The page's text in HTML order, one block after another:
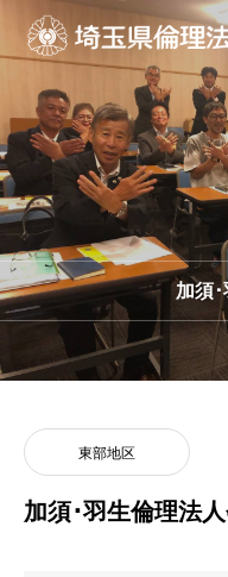
入会の流れ
ホーム
モーニングセミ
朝礼と職場の教
倫理法人会とは
加須
東部地区
加須･羽生倫理法